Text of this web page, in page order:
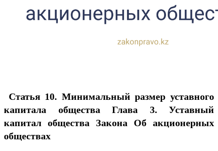
Статья 10. Минимальный размер уставного
капитала общества
Глава 3. Уставный
капитал общества
Закона Об акционерных
обществах